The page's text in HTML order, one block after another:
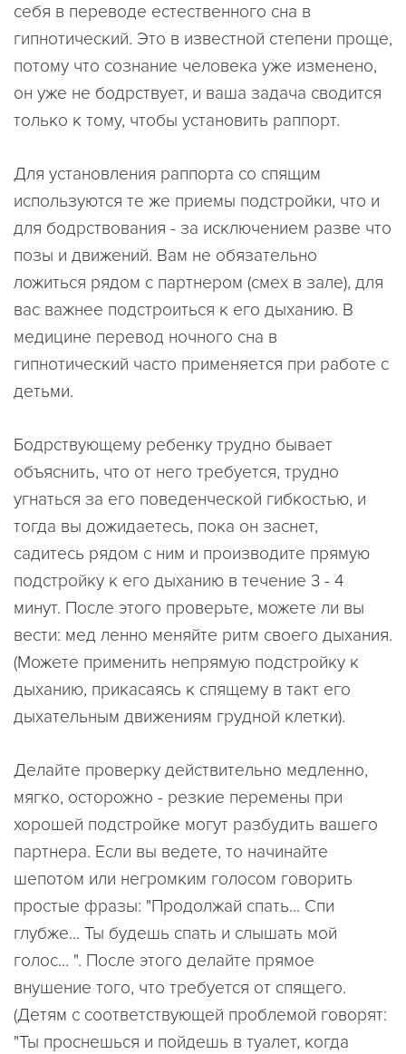
себя в переводе естественного сна в
гипнотический. Это в известной степени проще,
потому что сознание человека уже изменено,
он уже не бодрствует, и ваша задача сводится
только к тому, чтобы установить раппорт.
Для установления раппорта со спящим
используются те же приемы подстройки, что и
для бодрствования - за исключением разве что
позы и движений. Вам не обязательно
ложиться рядом с партнером (смех в зале), для
вас важнее подстроиться к его дыханию. В
медицине перевод ночного сна в
гипнотический часто применяется при работе с
детьми.
Бодрствующему ребенку трудно бывает
объяснить, что от него требуется, трудно
угнаться за его поведенческой гибкостью, и
тогда вы дожидаетесь, пока он заснет,
садитесь рядом с ним и производите прямую
подстройку к его дыханию в течение 3 - 4
минут. После этого проверьте, можете ли вы
вести: мед ленно меняйте ритм своего дыхания.
(Можете применить непрямую подстройку к
дыханию, прикасаясь к спящему в такт его
дыхательным движениям грудной клетки).
Делайте проверку действительно медленно,
мягко, осторожно - резкие перемены при
хорошей подстройке могут разбудить вашего
партнера. Если вы ведете, то начинайте
шепотом или негромким голосом говорить
простые фразы: "Продолжай спать... Спи
глубже... Ты будешь спать и слышать мой
голос... ". После этого делайте прямое
внушение того, что требуется от спящего.
(Детям с соответствующей проблемой говорят:
"Ты проснешься и пойдешь в туалет, когда